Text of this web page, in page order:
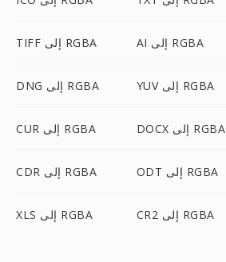
TIFF إلى RGBA AI إلى RGBA
DNG إلى RGBA YUV إلى RGBA
CUR إلى RGBA DOCX إلى RGBA
CDR إلى RGBA ODT إلى RGBA
XLS إلى RGBA CR2 إلى RGBA